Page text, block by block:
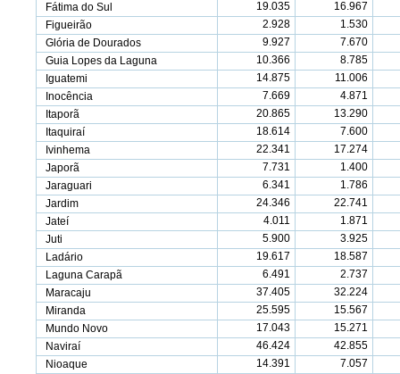
Fátima do Sul
19.035
16.967
Figueirão
2.928
1.530
Glória de Dourados
9.927
7.670
Guia Lopes da Laguna
10.366
8.785
Iguatemi
14.875
11.006
Inocência
7.669
4.871
Itaporã
20.865
13.290
Itaquiraí
18.614
7.600
Ivinhema
22.341
17.274
Japorã
7.731
1.400
Jaraguari
6.341
1.786
Jardim
24.346
22.741
Jateí
4.011
1.871
Juti
5.900
3.925
Ladário
19.617
18.587
Laguna Carapã
6.491
2.737
Maracaju
37.405
32.224
Miranda
25.595
15.567
Mundo Novo
17.043
15.271
Naviraí
46.424
42.855
Nioaque
14.391
7.057